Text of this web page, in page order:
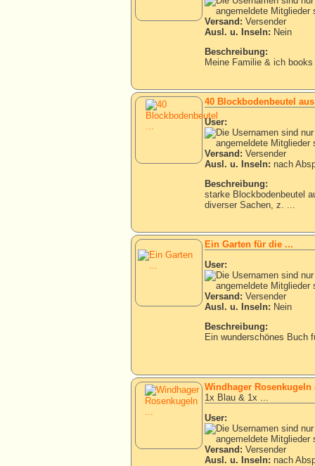
Versand: Versender
Ausl. u. Inseln: Nein
Beschreibung:
Meine Familie & ich
40 Blockbodenbeutel
User:
Versand: Versender
Ausl. u. Inseln: nach
Beschreibung:
starke Blockbodenbeutel
diverser Sachen, z. ...
Ein Garten für die ...
User:
Versand: Versender
Ausl. u. Inseln: Nein
Beschreibung:
Ein wunderschönes Buch
Windhager Rosenkugeln
1x Blau & 1x ...
User:
Versand: Versender
Ausl. u. Inseln: nach